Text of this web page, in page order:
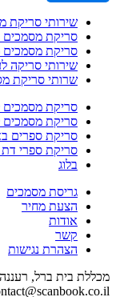
שירותי סריקת
סריקת
סריקת מסמכים
שירותי סריקה
שרותי סריקת
סריקת מסמכים
סריקת מסמכים
סריקת ספרים
סריקת ספרי
בלוג
גריסת מסמכים
הצעת מחיר
אודות
קשר
הצהרת נגישות
מכללת בית ברל,